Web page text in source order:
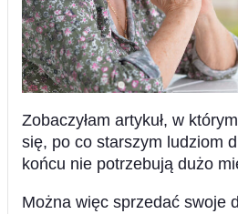
Zobaczyłam artykuł, w
się, po co starszym ludziom
końcu nie potrzebują dużo
Można więc sprzedać swoje